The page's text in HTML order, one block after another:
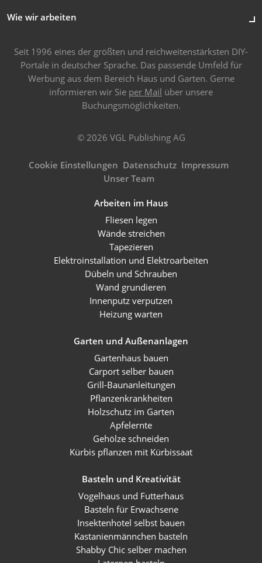
Wie wir arbeiten
Seit 1996 eines der größten und reichweitenstärksten DIY-
Portale in deutscher Sprache. Das passende Umfeld für
Werbung aus dem Bereich Haus und Garten. Gerne
informieren wir Sie per Mail über unsere
Buchungsmöglichkeiten.
© 2026 VGL Publishing AG
Cookie Einstellungen Datenschutz Impressum
Unser Team
Arbeiten im Haus
Fliesen legen
Wände streichen
Tapezieren
Elektroinstallation und Elektroarbeiten
Dübeln und Schrauben
Wand grundieren
Innenputz verputzen
Heizung warten
Garten und Außenanlagen
Gartenhaus bauen
Carport selber bauen
Grill-Baunanleitungen
Pflanzenkrankheiten
Holzschutz im Garten
Apfelernte
Gehölze schneiden
Kürbis pflanzen mit Kürbissaat
Basteln und Kreativität
Vogelhaus und Futterhaus
Basteln für Erwachsene
Insektenhotel selbst bauen
Kastanienmännchen basteln
Shabby Chic selber machen